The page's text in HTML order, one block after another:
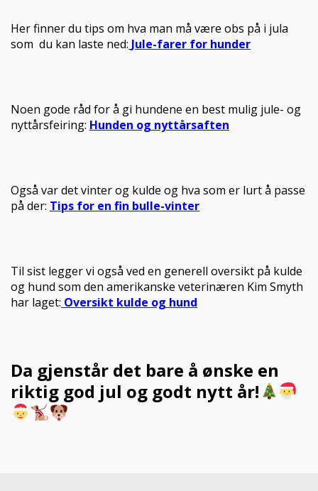
Her finner du tips om hva man må være obs på i jula
som du kan laste ned: Jule-farer for hunder
Noen gode råd for å gi hundene en best mulig jule- og
nyttårsfeiring: Hunden og nyttårsaften
Også var det vinter og kulde og hva som er lurt å passe
på der: Tips for en fin bulle-vinter
Til sist legger vi også ved en generell oversikt på kulde
og hund som den amerikanske veterinæren Kim Smyth
har laget: Oversikt kulde og hund
Da gjenstår det bare å ønske en
riktig god jul og godt nytt år!